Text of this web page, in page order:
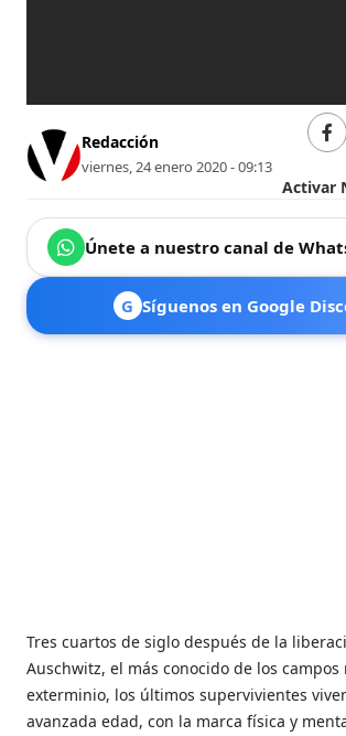
Redacción
viernes, 24 enero 2020 - 09:13
Activar
Únete a nuestro canal de
G Síguenos en Google
Tres cuartos de siglo después de la
Auschwitz, el más conocido de los campos
exterminio, los últimos supervivientes
avanzada edad, con la marca física y